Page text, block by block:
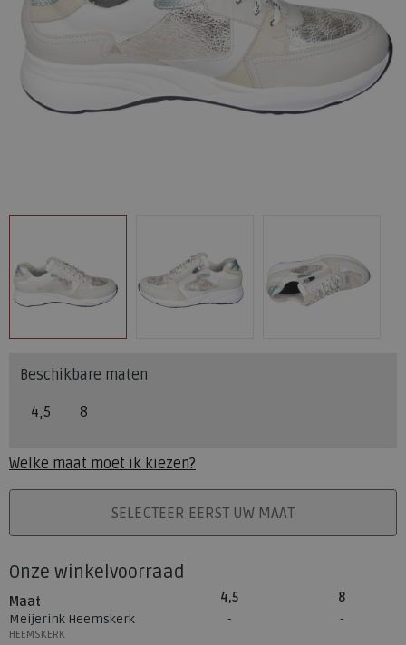
Beschikbare maten
4,5 8
Welke maat moet ik kiezen?
PLAATS IN WINKELMANDSELECTEER EERST UW MAAT
Onze winkelvoorraad
Maat 4,5
8
Meijerink Heemskerk
HEEMSKERK